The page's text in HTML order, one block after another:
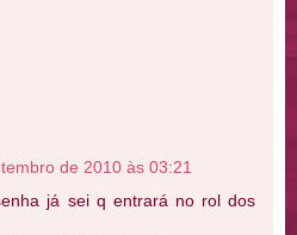
de 2010 às 03:21
já sei q entrará no rol dos